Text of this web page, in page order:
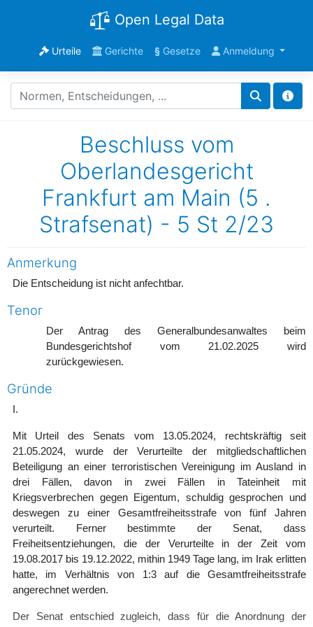
Open Legal Data
Urteile Gerichte §Gesetze Anmeldung
Beschluss vom
Oberlandesgericht
Frankfurt am Main (5 .
Strafsenat) - 5 St 2/23
Anmerkung
Die Entscheidung ist nicht anfechtbar.
Tenor
Der Antrag des Generalbundesanwaltes beim
Bundesgerichtshof vom 21.02.2025 wird
zurückgewiesen.
Gründe
I.
Mit Urteil des Senats vom 13.05.2024, rechtskräftig seit
21.05.2024, wurde der Verurteilte der mitgliedschaftlichen
Beteiligung an einer terroristischen Vereinigung im Ausland in
drei Fällen, davon in zwei Fällen in Tateinheit mit
Kriegsverbrechen gegen Eigentum, schuldig gesprochen und
deswegen zu einer Gesamtfreiheitsstrafe von fünf Jahren
verurteilt. Ferner bestimmte der Senat, dass
Freiheitsentziehungen, die der Verurteilte in der Zeit vom
19.08.2017 bis 19.12.2022, mithin 1949 Tage lang, im Irak erlitten
hatte, im Verhältnis von 1:3 auf die Gesamtfreiheitsstrafe
angerechnet werden.
Der Senat entschied zugleich, dass für die Anordnung der